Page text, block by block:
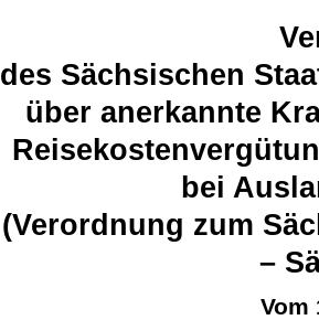
des Sächsischen
über anerkannte
bei
(Verordnung zum
–
Vom